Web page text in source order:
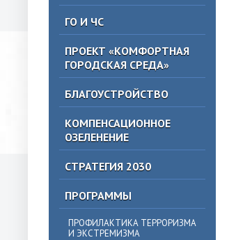
ГО И ЧС
ПРОЕКТ «КОМФОРТНАЯ
ГОРОДСКАЯ СРЕДА»
БЛАГОУСТРОЙСТВО
КОМПЕНСАЦИОННОЕ
ОЗЕЛЕНЕНИЕ
СТРАТЕГИЯ 2030
ПРОГРАММЫ
ПРОФИЛАКТИКА ТЕРРОРИЗМА
И ЭКСТРЕМИЗМА